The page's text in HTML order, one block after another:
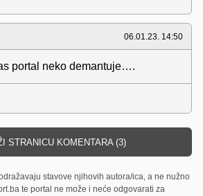
06.01.23. 14:50
portal neko demantuje….
STRANICU KOMENTARA (3)
stavove njihovih autora/ica, a ne nužno
te portal ne može i neće odgovarati za